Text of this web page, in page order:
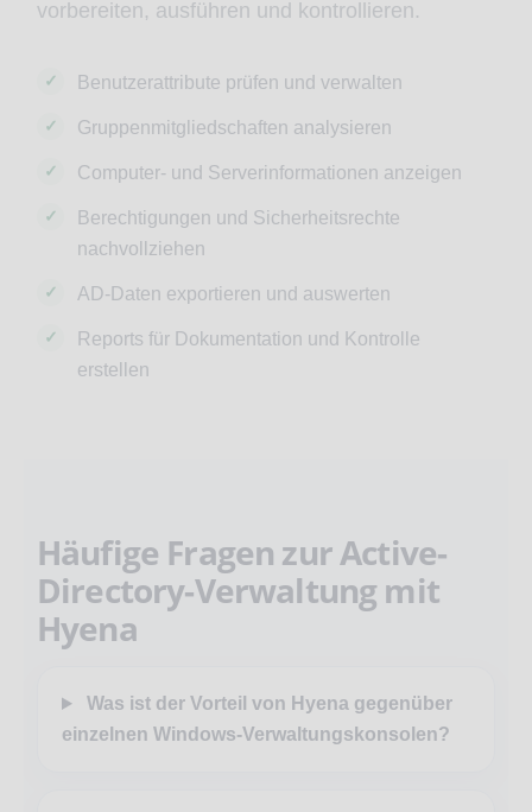
vorbereiten, ausführen und kontrollieren.
Benutzerattribute prüfen und verwalten
Gruppenmitgliedschaften analysieren
Computer- und Serverinformationen anzeigen
Berechtigungen und Sicherheitsrechte
nachvollziehen
AD-Daten exportieren und auswerten
Reports für Dokumentation und Kontrolle
erstellen
Häufige Fragen zur Active-
Directory-Verwaltung mit
Hyena
Was ist der Vorteil von Hyena gegenüber
einzelnen Windows-Verwaltungskonsolen?